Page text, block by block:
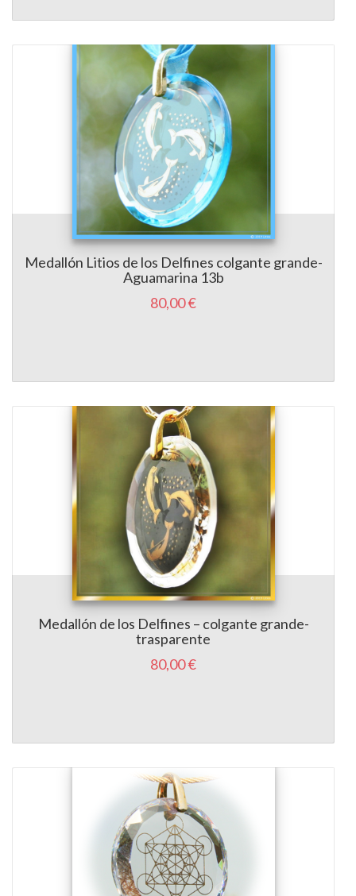
Medallón Litios de los Delfines colgante grande-
Aguamarina 13b
80,00 €
Medallón de los Delfines – colgante grande-
trasparente
80,00 €